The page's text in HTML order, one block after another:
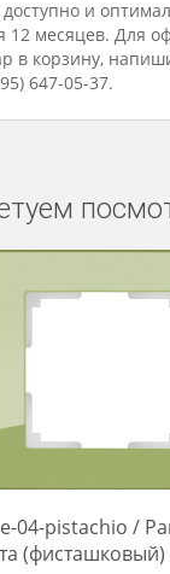
и
12 месяцев. Для
в корзину,
647-05-37.
04-pistachio /
(фисташковый)